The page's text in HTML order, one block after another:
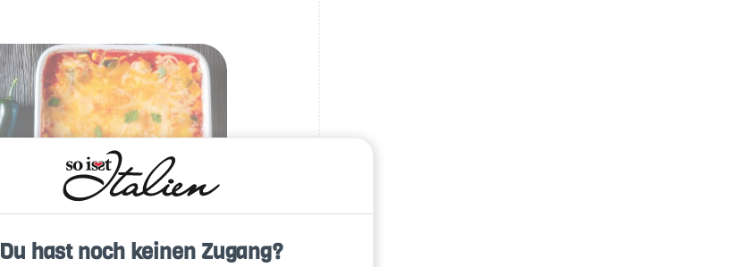
Du hast noch keinen Zugang?